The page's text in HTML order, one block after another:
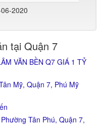
2020
tại Quận 7
VĂN BỀN Q7 GIÁ 1 TỶ
Mỹ, Quận 7, Phú Mỹ
Tân Phú, Quận 7,